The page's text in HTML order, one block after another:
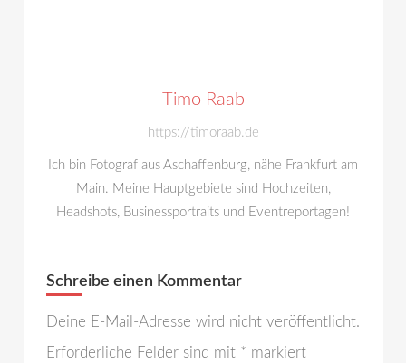
Timo Raab
https://timoraab.de
Ich bin Fotograf aus Aschaffenburg, nähe Frankfurt am
Main. Meine Hauptgebiete sind Hochzeiten,
Headshots, Businessportraits und Eventreportagen!
Schreibe einen Kommentar
Deine E-Mail-Adresse wird nicht veröffentlicht.
Erforderliche Felder sind mit * markiert